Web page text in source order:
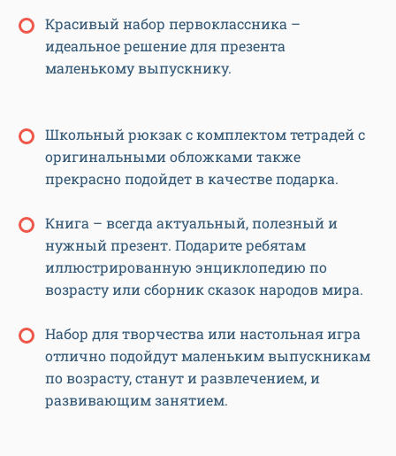
Красивый набор первоклассника –
идеальное решение для презента
маленькому выпускнику.
Школьный рюкзак с комплектом тетрадей с
оригинальными обложками также
прекрасно подойдет в качестве подарка.
Книга – всегда актуальный, полезный и
нужный презент. Подарите ребятам
иллюстрированную энциклопедию по
возрасту или сборник сказок народов мира.
Набор для творчества или настольная игра
отлично подойдут маленьким выпускникам
по возрасту, станут и развлечением, и
развивающим занятием.